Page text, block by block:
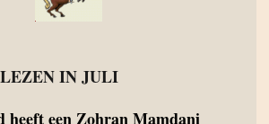
IN JULI
heeft een Zohran Mamdani